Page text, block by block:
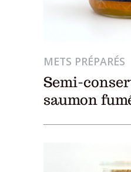
METS PRÉPARÉS
Semi-
saumon